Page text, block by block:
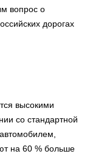
вопрос о
дорогах
высокими
со стандартной
на 60 % больше